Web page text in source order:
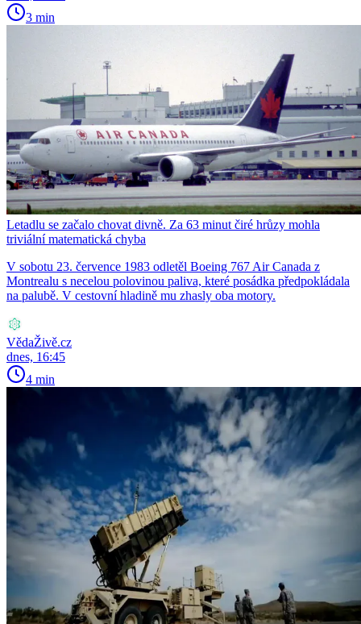
3 min
Letadlu se začalo chovat divně. Za 63 minut čiré hrůzy mohla
triviální matematická chyba
V sobotu 23. července 1983 odletěl Boeing 767 Air Canada z
Montrealu s necelou polovinou paliva, které posádka předpokládala
na palubě. V cestovní hladině mu zhasly oba motory.
VědaŽivě.cz
dnes, 16:45
4 min